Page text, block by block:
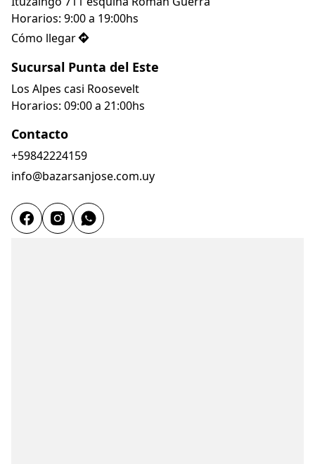
Horarios: 9:00 a 19:00hs
Cómo llegar
Sucursal Punta del Este
Los Alpes casi Roosevelt
Contacto
+59842224159
info@bazarsanjose.com.uy